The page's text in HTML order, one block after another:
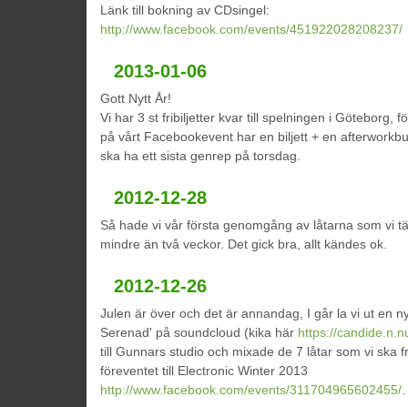
Länk till bokning av CDsingel:
http://www.facebook.com/events/451922028208237/
2013-01-06
Gott Nytt År!
Vi har 3 st fribiljetter kvar till spelningen i Göteborg,
på vårt Facebookevent har en biljett + en
ska ha ett sista genrep på torsdag.
2012-12-28
Så hade vi vår första genomgång av låtarna som vi
mindre än två veckor. Det gick bra, allt kändes ok.
2012-12-26
Julen är över och det är annandag, I går la vi ut en
Serenad' på soundcloud (kika här https://
till Gunnars studio och mixade de 7 låtar som vi ska
föreventet till Electronic Winter 2013
http://www.facebook.com/events/311704965602455/